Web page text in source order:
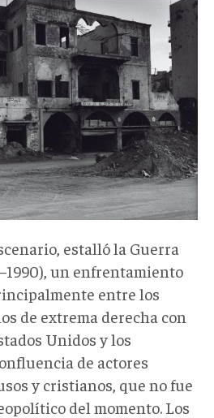
estalló la Guerra
un enfrentamiento
entre los
de extrema derecha con
Unidos y los
de actores
y cristianos, que no fue
del momento. Los